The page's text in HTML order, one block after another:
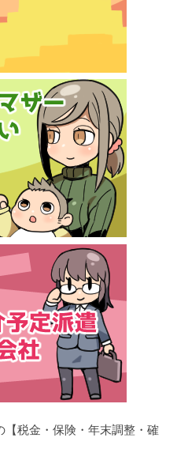
【税金・保険・年末調整・確